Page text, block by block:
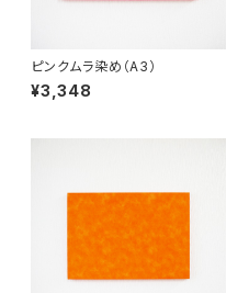
ピンクムラ染め（A3）
¥3,348